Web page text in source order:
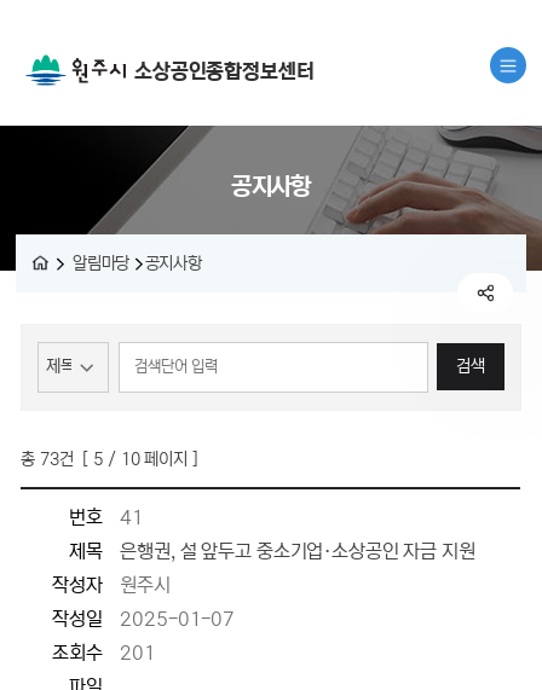
소상공인종합정보센터
공지사항
알림마당 공지사항
검색
총 73건 [ 5 / 10 페이지 ]
번호
41
제목
은행권, 설 앞두고 중소기업·소상공인 자금 지원
작성자
원주시
작성일
2025-01-07
조회수
201